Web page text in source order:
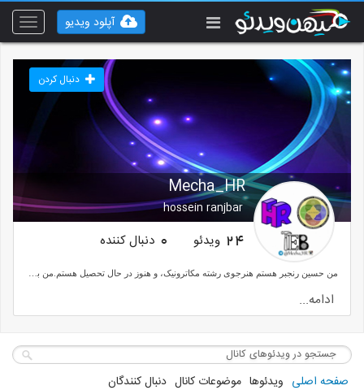
Toggle
آپلود ویدیو
Mecha_HR
hossein ranjbar
دنبال کردن
24 ویدئو 0 دنبال کننده
09901539087
ادامه...
صفحه اصلی ویدئوها موضوعات کانال دنبال کنندگان